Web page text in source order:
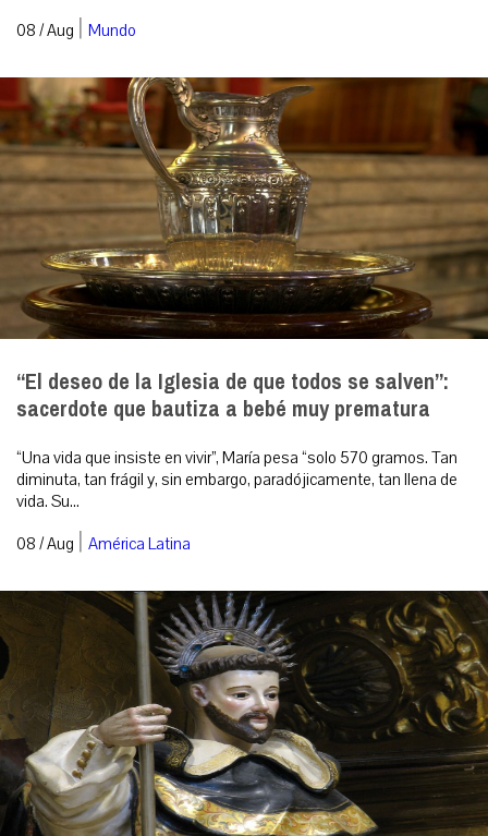
08 / Aug | Mundo
“El deseo de la Iglesia de que todos se salven”:
sacerdote que bautiza a bebé muy prematura
“Una vida que insiste en vivir”, María pesa “solo 570 gramos. Tan
diminuta, tan frágil y, sin embargo, paradójicamente, tan llena de
vida. Su...
08 / Aug | América Latina